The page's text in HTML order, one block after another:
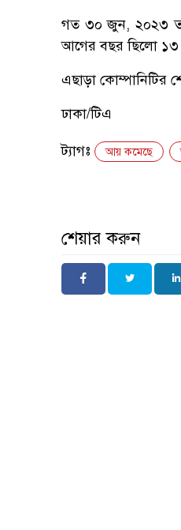
গত ৩০ জুন, ২০২৩
আগের বছর ছিলো ১৩
এছাড়া কোম্পানিটির
ঢাকা/টিএ
ট্যাগঃ আয় কমেছে
শেয়ার করুন